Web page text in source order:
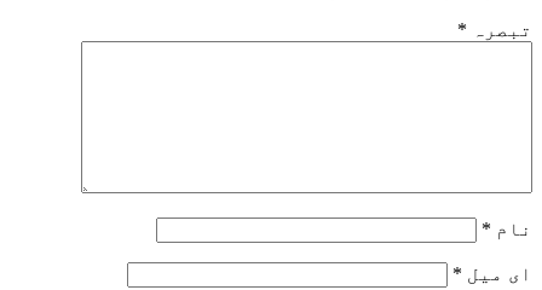
تبصرہ *
نام *
ای میل *